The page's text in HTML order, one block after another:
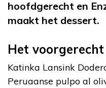
hoofdgerecht en
maakt het dessert.
Het voorgerecht
Katinka Lansink
Peruaanse pulpo al